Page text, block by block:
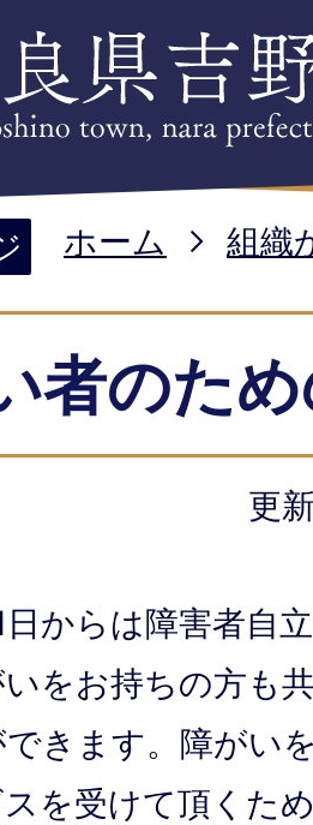
ホーム 組織
者のた
更
からは障害者自
をお持ちの方も
きます。障がい
を受けて頂くた